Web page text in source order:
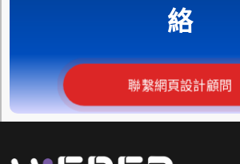
絡
聯繫網頁設計顧問